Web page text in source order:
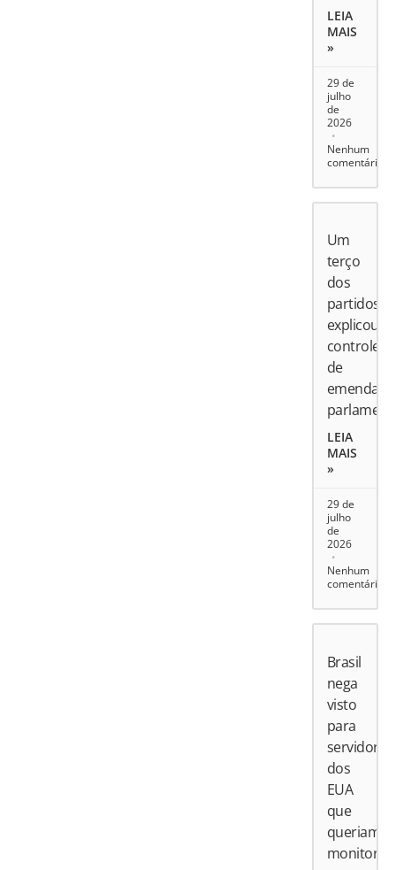
LEIA
MAIS
»
29 de
julho
de
2026
Nenhum
comentário
Um
terço
dos
partidos
explicou
controle
de
emendas
LEIA
MAIS
»
29 de
julho
de
2026
Nenhum
comentário
Brasil
nega
visto
para
servidores
dos
EUA
que
queriam
monitorar